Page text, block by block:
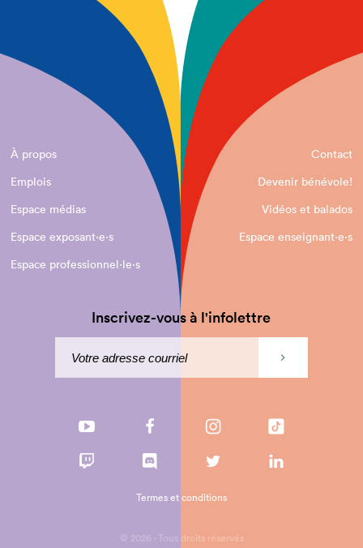
À propos
Contact
Emplois
Devenir bénévole!
Espace médias
Vidéos et balados
Espace exposant·e⋅s
Espace enseignant·e⋅s
Espace professionnel·le⋅s
Inscrivez-vous à l'infolettre
© 2026 - Tous droits réservés
Termes et conditions